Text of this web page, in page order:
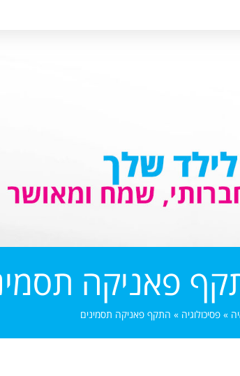
פאניקה
» פסיכולוגיה » התקף פאניקה תסמינים